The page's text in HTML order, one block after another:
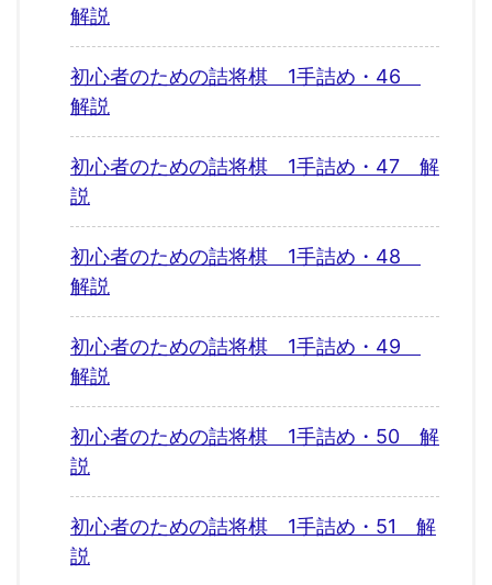
解説
初心者のための詰将棋 1手詰め・46
解説
初心者のための詰将棋 1手詰め・47 解
説
初心者のための詰将棋 1手詰め・48
解説
初心者のための詰将棋 1手詰め・49
解説
初心者のための詰将棋 1手詰め・50 解
説
初心者のための詰将棋 1手詰め・51 解
説